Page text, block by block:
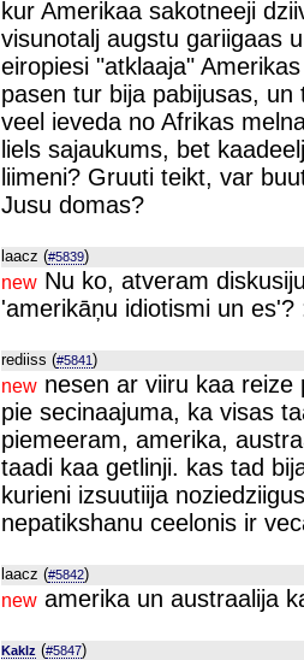
kur Amerikaa sakotneeji
visunotalj augstu gariigaas
eiropiesi "atklaaja"
pasen tur bija pabijusas,
veel ieveda no Afrikas
liels sajaukums, bet
liimeni? Gruuti teikt, var
Jusu domas?
laacz (#5839)
new Nu ko, atveram
'amerikāņu idiotismi un es'?
rediiss (#5841)
new nesen ar viiru kaa reize
pie secinaajuma, ka visas
piemeeram, amerika,
taadi kaa getlinji. kas tad
kurieni izsuutiija
nepatikshanu ceelonis ir
laacz (#5842)
new amerika un austraalija
Kaklz (#5847)